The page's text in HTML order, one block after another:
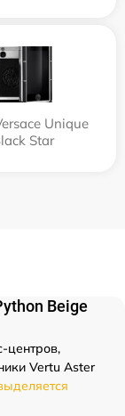
Unique
Star
Beige
центров,
Vertu Aster